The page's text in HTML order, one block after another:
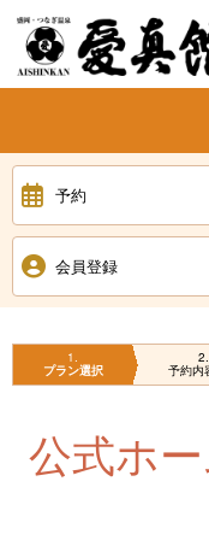
予約
会員登録
1
プラン選択
2
予約内
公式ホ